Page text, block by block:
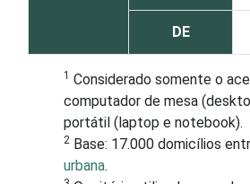
DE
1 Considerado somente o
computador de mesa
portátil (laptop e notebook).
2 Base: 17.000 domicílios
urbana.